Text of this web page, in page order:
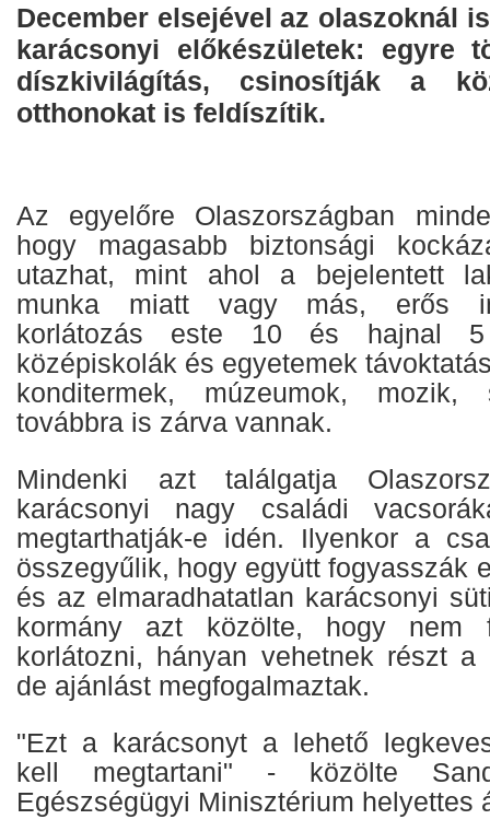
December elsejével az olaszoknál
karácsonyi előkészületek: egyre
díszkivilágítás, csinosítják a
otthonokat is feldíszítik.
Az egyelőre Olaszországban
hogy magasabb biztonsági
utazhat, mint ahol a bejelentett
munka miatt vagy más, erős
korlátozás este 10 és hajnal
középiskolák és egyetemek
konditermek, múzeumok, mozik,
továbbra is zárva vannak.
Mindenki azt találgatja
karácsonyi nagy családi
megtarthatják-e idén. Ilyenkor a
összegyűlik, hogy együtt fogyasszák
és az elmaradhatatlan karácsonyi
kormány azt közölte, hogy nem
korlátozni, hányan vehetnek részt a
de ajánlást megfogalmaztak.
"Ezt a karácsonyt a lehető
kell megtartani" - közölte
Egészségügyi Minisztérium helyettes